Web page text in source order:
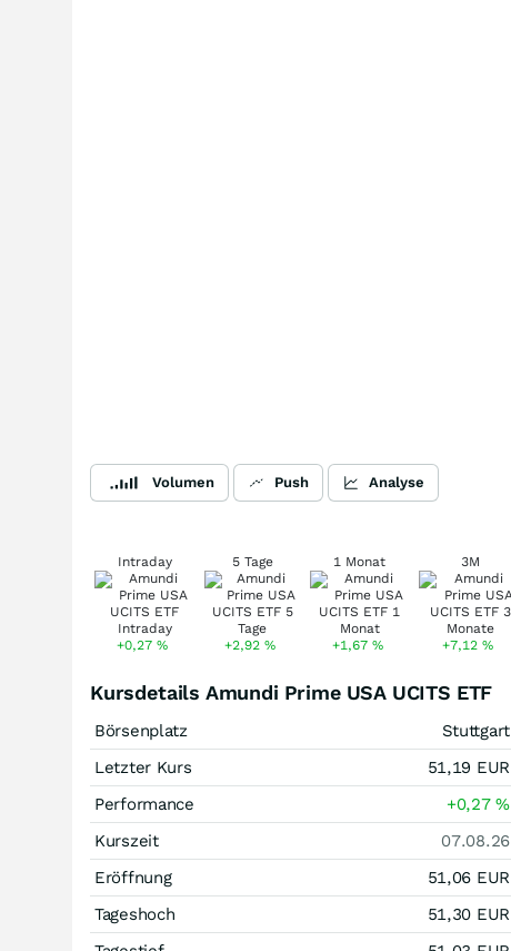
Volumen Push Analyse
Intraday
+0,27%
5 Tage
+2,92%
1 Monat
+1,67 %
3M
+7,12%
Kursdetails Amundi Prime USA UCITS ETF
Börsenplatz
Stuttgart
Letzter Kurs
51,19 EUR
Performance
+0,27%
Kurszeit
07.08.26
Eröffnung
51,06 EUR
Tageshoch
51,30 EUR